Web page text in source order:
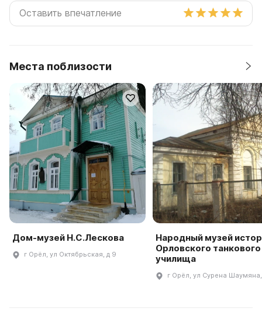
Места поблизости
Дом-музей Н.С.Лескова
г Орёл, ул Октябрьская, д 9
Народный музей
Орловского танкового
училища
г Орёл, ул Сурена